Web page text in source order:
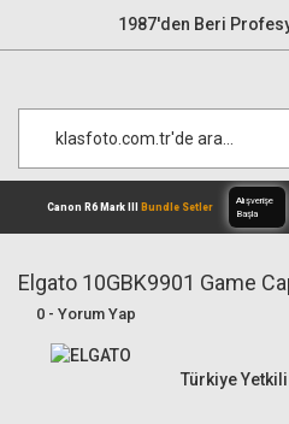
1987'den Beri
Canon R6 Mark III
Elgato 10GBK9901 Game
0 - Yorum Yap
Türkiye Yetkili